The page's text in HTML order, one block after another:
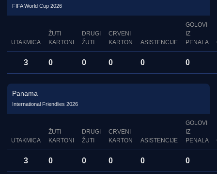
FIFA World Cup 2026
UTAKMICA
ŽUTI
KARTONI
DRUGI
ŽUTI
CRVENI
KARTON
ASISTENCIJE
GOLOVI
IZ
PENALA
3 0 0 0 0 0
Panama
International Friendlies 2026
UTAKMICA
ŽUTI
KARTONI
DRUGI
ŽUTI
CRVENI
KARTON
ASISTENCIJE
GOLOVI
IZ
PENALA
3 0 0 0 0 0